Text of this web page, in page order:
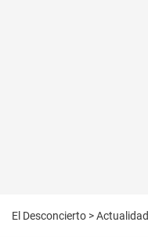
El Desconcierto >Actualidad